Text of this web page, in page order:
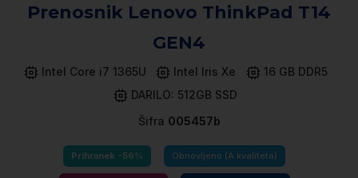
Prenosnik Lenovo ThinkPad T14
GEN4
Intel Core i7 1365U Intel Iris Xe
16 GB DDR5
DARILO: 512GB SSD
Šifra 005457b
Prihranek -56% Obnovljeno (A kvaliteta)